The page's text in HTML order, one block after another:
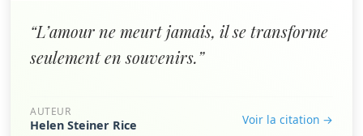
“L’amour ne meurt jamais, il se transforme
seulement en souvenirs.”
AUTEUR
Helen Steiner Rice Voir la citation →